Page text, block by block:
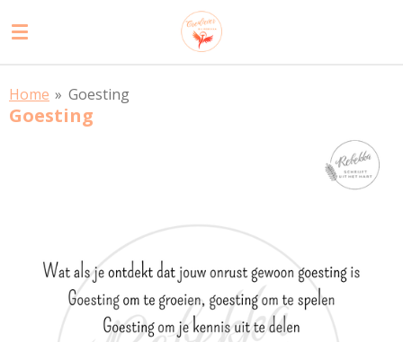
direct
hoofdinhoud
Home » Goesting
Goesting